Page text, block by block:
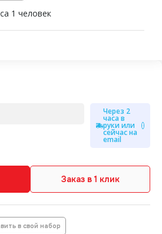
1 человек
Через 2
часа в
руки или
сейчас на
email
Заказ в 1 клик
в свой набор